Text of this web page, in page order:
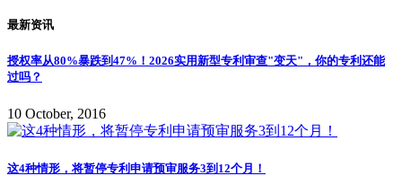
最新资讯
授权率从80%暴跌到47%！2026实用新型专利审查"变天"，你的专利还能
过吗？
10 October, 2016
这4种情形，将暂停专利申请预审服务3到12个月！